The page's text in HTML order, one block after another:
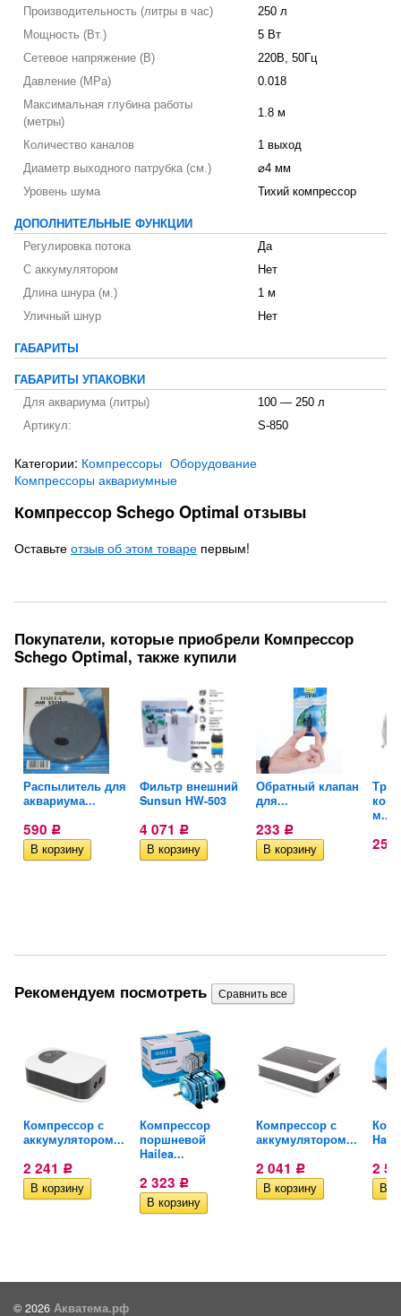
Производительность (литры в час)
250 л
Мощность (Вт.)
5 Вт
Сетевое напряжение (В)
220В, 50Гц
Давление (MPa)
0.018
Максимальная глубина работы
(метры)
1.8 м
Количество каналов
1 выход
Диаметр выходного патрубка (см.)
⌀4 мм
Уровень шума
Тихий компрессор
ДОПОЛНИТЕЛЬНЫЕ ФУНКЦИИ
Регулировка потока
Да
С аккумулятором
Нет
Длина шнура (м.)
1 м
Уличный шнур
Нет
ГАБАРИТЫ
ГАБАРИТЫ УПАКОВКИ
Для аквариума (литры)
100 — 250 л
Артикул:
S-850
Категории: Компрессоры Оборудование
Компрессоры аквариумные
Компрессор Schego Optimal отзывы
Оставьте отзыв об этом товаре первым!
Покупатели, которые приобрели Компрессор
Schego Optimal, также купили
Распылитель для
аквариума...
590 Р
Фильтр внешний
Sunsun HW-503
4 071 Р
Обратный клапан
для...
233 Р
м....
25
Рекомендуем посмотреть
Компрессор с
аккумулятором...
2 241 Р
Компрессор
поршневой
Hailea...
2 323 Р
Компрессор с
аккумулятором...
2 041 Р 2
© 2026 Акватема.рф